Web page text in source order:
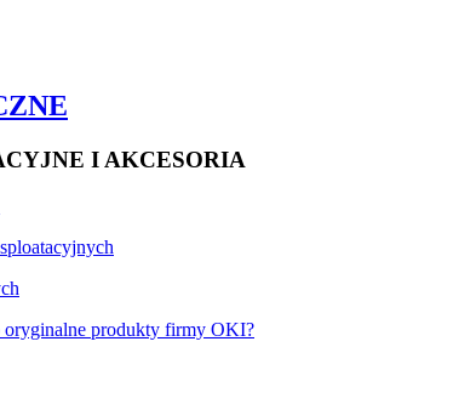
I AKCESORIA
oryginalne produkty firmy OKI?